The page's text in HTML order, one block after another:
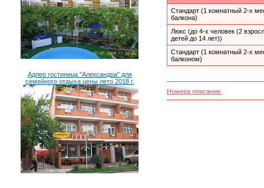
Адлер гостиница "Александра" для
семейного отдыха цены лето 2018 г.
Стандарт (1 комнатный 2-х
балкона)
Люкс (до 4-х человек (2
детей до 14 лет))
Стандарт (1 комнатный 2-х
балконом)
Номера описание